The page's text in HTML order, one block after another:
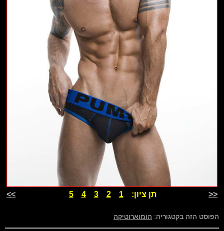
<< תן ציון:1
2
3
4
5
>>
הפוסט הזה בקטגוריה: הומוארוטיקה